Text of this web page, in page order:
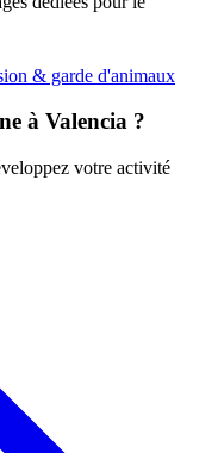
& garde d'animaux
à Valencia ?
votre activité